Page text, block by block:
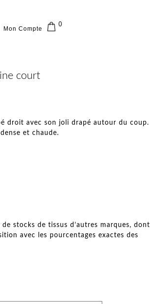
Mon Compte
0
court
droit avec son joli drapé autour du coup.
et chaude.
stocks de tissus d’autres marques, dont
avec les pourcentages exactes des